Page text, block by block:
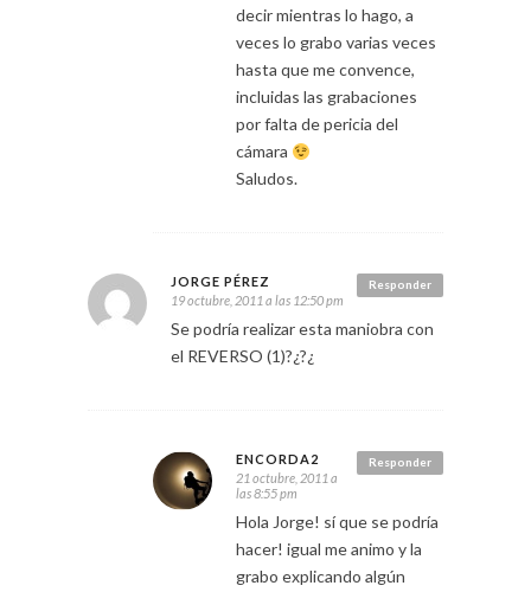
decir mientras lo hago, a
veces lo grabo varias veces
hasta que me convence,
incluidas las grabaciones
por falta de pericia del
cámara
Saludos.
Responder
JORGE PÉREZ
19 octubre, 2011 a las 12:50 pm
Se podría realizar esta maniobra con
el REVERSO (1)?¿?¿
Responder
ENCORDA2
21 octubre, 2011 a
las 8:55 pm
Hola Jorge! sí que se podría
hacer! igual me animo y la
grabo explicando algún